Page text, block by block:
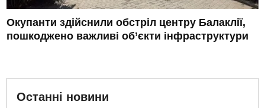
Окупанти здійснили обстріл центру Балаклії,
пошкоджено важливі об’єкти інфраструктури
Останні новини